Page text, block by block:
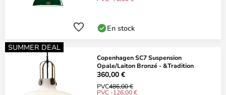
En stock
SUMMER DEAL
Copenhagen SC7 Suspension
Opale/Laiton Bronzé - &Tradition
360,00 €
PVC486,00 €
PVC -126,00 €